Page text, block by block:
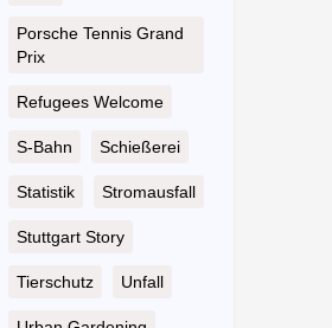
Porsche Tennis Grand
Prix
Refugees Welcome
S-Bahn Schießerei
Statistik Stromausfall
Stuttgart Story
Tierschutz Unfall